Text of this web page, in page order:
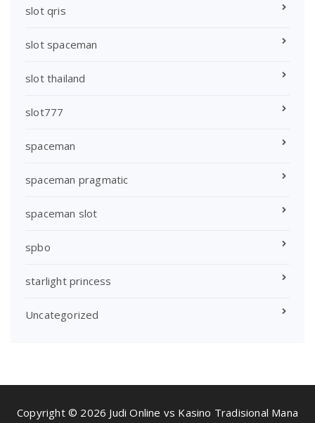
slot qris
slot spaceman
slot thailand
slot777
spaceman
spaceman pragmatic
spaceman slot
spbo
starlight princess
Uncategorized
Copyright © 2026 Judi Online vs Kasino Tradisional Mana